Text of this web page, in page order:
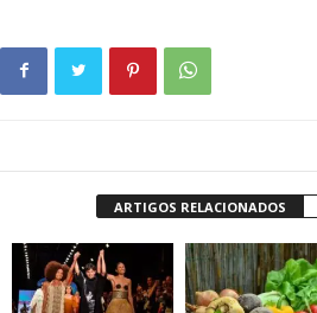
ARTIGOS RELACIONADOS